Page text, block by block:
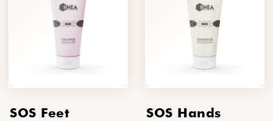
SOS Feet SOS Hands